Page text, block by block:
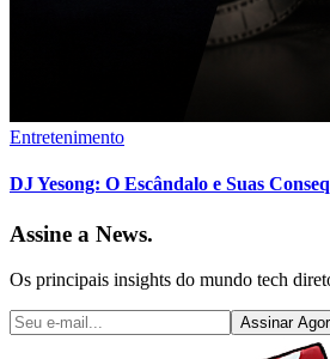
Entretenimento
DJ Yesong: O Escândalo e Suas
Assine a News.
Os principais insights do mundo tech
Assinar